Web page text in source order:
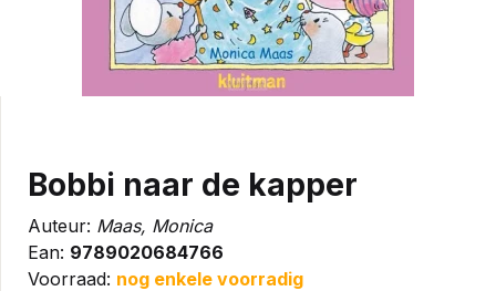
Bobbi naar de kapper
Auteur: Maas, Monica
Ean: 9789020684766
Voorraad: nog enkele voorradig